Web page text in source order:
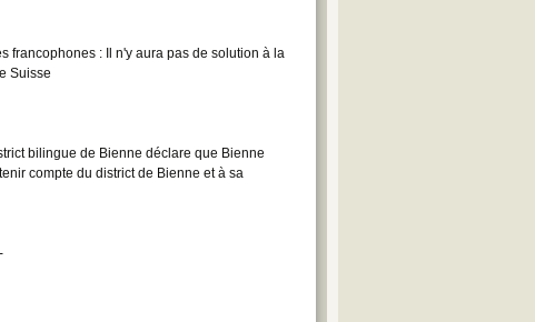
francophones : Il n'y aura pas de solution à la
Suisse
bilingue de Bienne déclare que Bienne
compte du district de Bienne et à sa